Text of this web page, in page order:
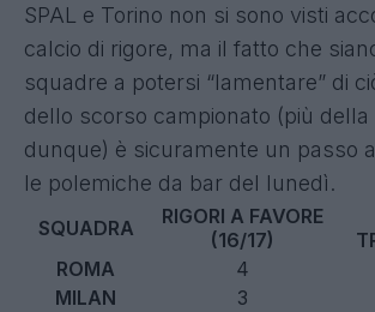
SPAL e Torino non si sono visti
calcio di rigore, ma il fatto che
squadre a potersi “lamentare” di
dello scorso campionato (più della
dunque) è sicuramente un passo
le polemiche da bar del lunedì.
SQUADRA
RIGORI A FAVORE
(16/17)
ROMA
4
MILAN
3